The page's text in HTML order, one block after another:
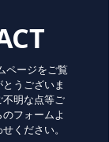
ページをご覧
うございま
明な点等ご
フォームよ
ください。